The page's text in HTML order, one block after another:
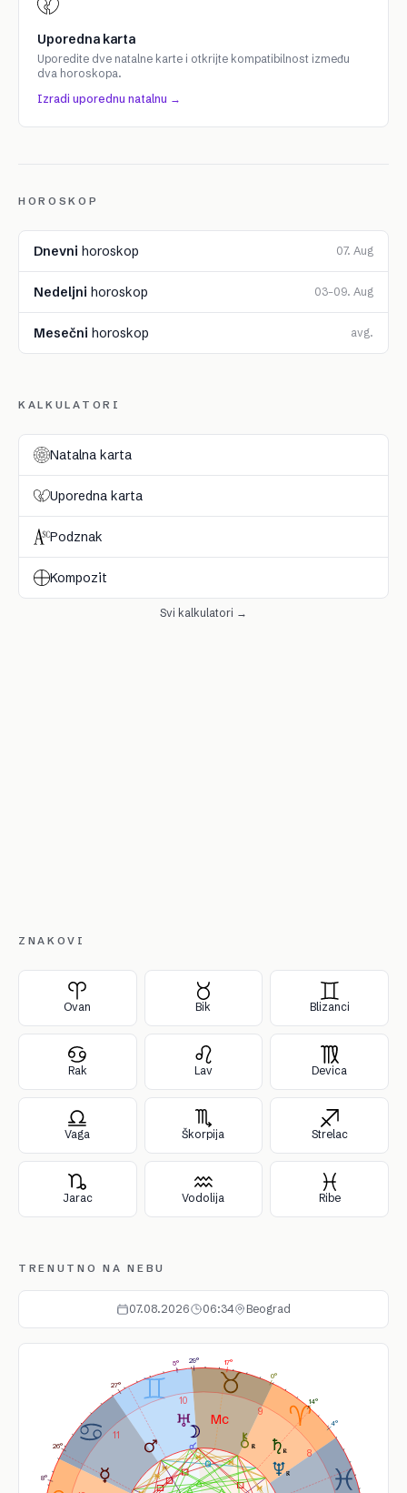
Uporedna karta
Uporedite dve natalne karte i otkrijte kompatibilnost između
dva horoskopa.
Izradi uporednu natalnu →
HOROSKOP
Dnevni horoskop 07. Aug
Nedeljni horoskop 03–09. Aug
Mesečni horoskop avg.
KALKULATORI
Natalna karta
Uporedna karta
Podznak
Kompozit
Svi kalkulatori →
ZNAKOVI
Ovan Bik Blizanci
Rak Lav Devica
Vaga Škorpija Strelac
Jarac Vodolija Ribe
TRENUTNO NA NEBU
07.08.2026 06:34 Beograd
8
9
10
11
29°
26°
27°
8°
14°
5°
4°
0°
17°